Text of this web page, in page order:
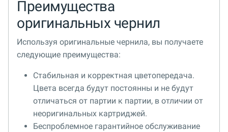
Преимущества
оригинальных чернил
Используя оригинальные чернила, вы получаете
следующие преимущества:
Стабильная и корректная цветопередача.
Цвета всегда будут постоянны и не будут
отличаться от партии к партии, в отличии от
неоригинальных картриджей.
Беспроблемное гарантийное обслуживание